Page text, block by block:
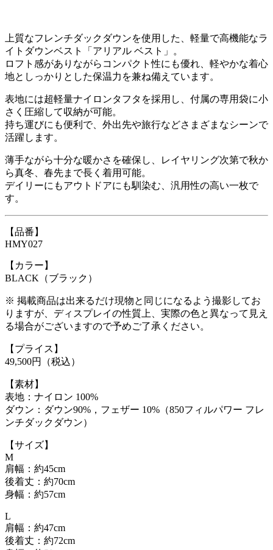
上質なフレンチダックダウンを使用した、軽量で高機能なラ
イトダウンベスト「アリアル ベスト」。
ロフト感がありながらコンパクト性にも優れ、軽やかな着心
地としっかりとした保温力を兼ね備えています。
表地には超軽量ナイロンタフタを採用し、付属の専用袋に小
さく圧縮して収納が可能。
持ち運びにも便利で、外出先や旅行などさまざまなシーンで
活躍します。
薄手ながら十分な暖かさを確保し、レイヤリング次第で秋か
ら真冬、春先まで長く着用可能。
デイリーにもアウトドアにも馴染む、汎用性の高い一枚で
す。
【品番】
HMY027
【カラー】
BLACK（ブラック）
※ 掲載商品は出来るだけ現物と同じになるよう撮影してお
りますが、ディスプレイの性質上、実際の色と異なって見え
る場合がございますので予めご了承ください。
【プライス】
49,500円（税込）
【素材】
表地：ナイロン 100%
ダウン：ダウン90%，フェザー 10%（850フィルパワー フレ
ンチダックダウン）
【サイズ】
M
肩幅：約45cm
後着丈：約70cm
身幅：約57cm
L
肩幅：約47cm
後着丈：約72cm